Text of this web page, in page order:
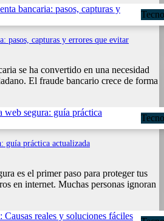
pasos, capturas y errores que evitar
se ha convertido en una necesidad
El fraude bancario crece de forma
guía práctica actualizada
es el primer paso para proteger tus
en internet. Muchas personas ignoran